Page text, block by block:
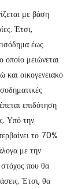
με βάση
Έτσι,
έως
μειώνεται
οικογενειακό
επιδότηση
Υπό την
το 70%
με την
στόχος που θα
Έτσι, θα